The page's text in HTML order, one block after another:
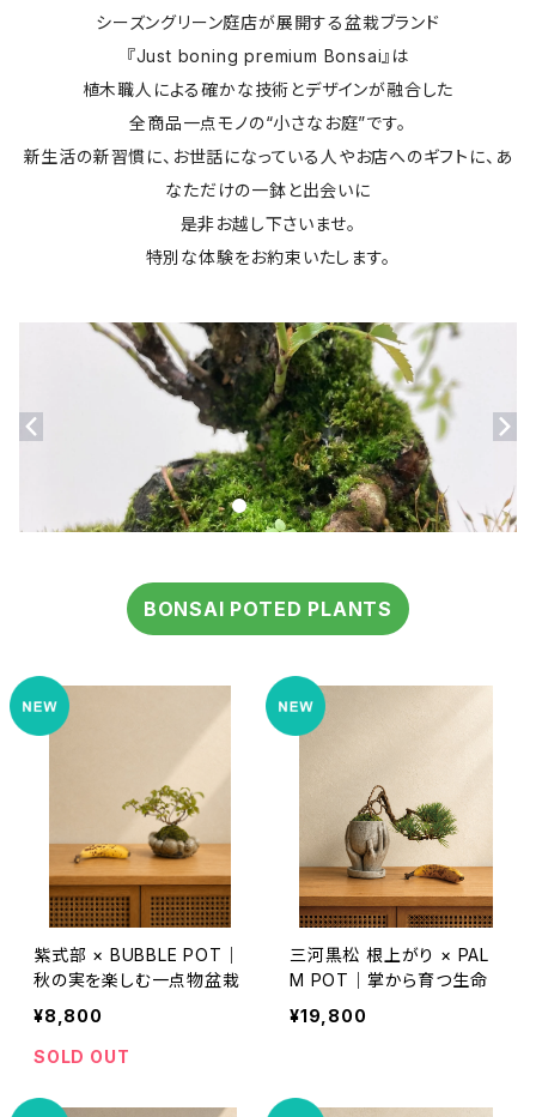
シーズングリーン庭店が展開する盆栽ブランド
『Just boning premium Bonsai』は
植木職人による確かな技術とデザインが融合した
全商品一点モノの“小さなお庭”です。
新生活の新習慣に、お世話になっている人やお店へのギフトに、あ
なただけの一鉢と出会いに
是非お越し下さいませ。
特別な体験をお約束いたします。
BONSAI POTED PLANTS
紫式部 × BUBBLE POT｜
秋の実を楽しむ一点物盆栽
¥8,800
SOLD OUT
三河黒松 根上がり × PAL
M POT｜掌から育つ生命
¥19,800